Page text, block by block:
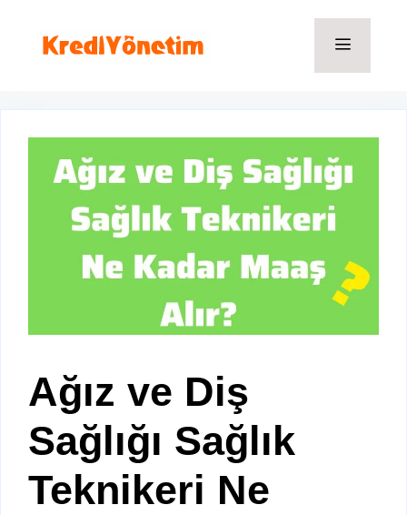
Ağız ve Diş
Sağlığı Sağlık
Teknikeri Ne